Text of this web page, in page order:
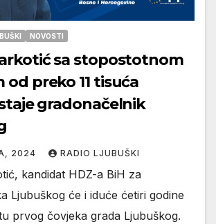
NOVOSTI
sa stopostotnom
preko 11 tisuća
gradonačelnik
2024 RADIO LJUBUŠKI
kandidat HDZ-a BiH za
Ljubuškog će i iduće ćetiri godine
prvog čovjeka grada Ljubuškog.